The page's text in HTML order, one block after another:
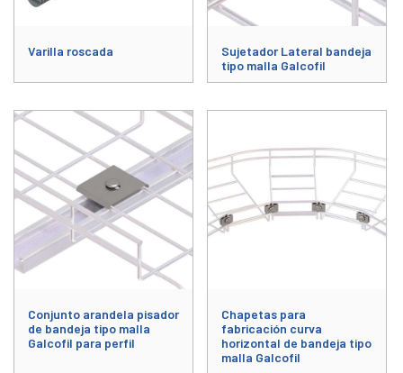
Varilla roscada
Sujetador Lateral bandeja
tipo malla Galcofil
Conjunto arandela pisador
de bandeja tipo malla
Galcofil para perfil
Chapetas para
fabricación curva
horizontal de bandeja tipo
malla Galcofil